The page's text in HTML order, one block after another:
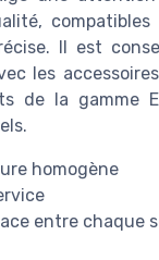
Il est
les
de la gamme
homogène
entre chaque